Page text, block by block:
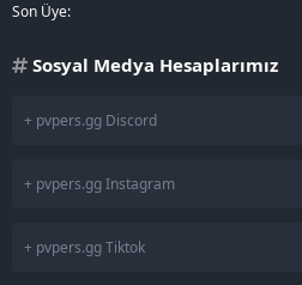
Son Üye
Sosyal Medya Hesaplarımız
+ pvpers.gg Discord
+ pvpers.gg Instagram
+ pvpers.gg Tiktok